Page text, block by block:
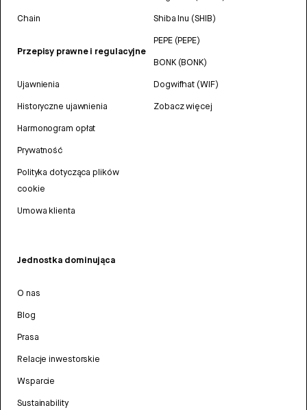
Chain
Przepisy prawne i regulacyjne
Ujawnienia
Historyczne ujawnienia
Harmonogram opłat
Prywatność
Polityka dotycząca plików
cookie
Umowa klienta
Shiba Inu (SHIB)
PEPE (PEPE)
BONK (BONK)
Dogwifhat (WIF)
Zobacz więcej
Jednostka dominująca
O nas
Blog
Prasa
Relacje inwestorskie
Wsparcie
Sustainability